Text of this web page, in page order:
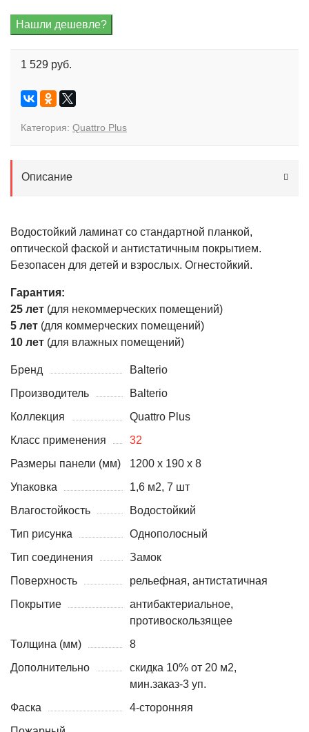
1 529 руб.
Категория: Quattro Plus
Описание
Водостойкий ламинат со стандартной планкой,
оптической фаской и антистатичным покрытием.
Безопасен для детей и взрослых. Огнестойкий.
Гарантия:
25 лет (для некоммерческих помещений)
5 лет (для коммерческих помещений)
10 лет (для влажных помещений)
Бренд
Balterio
Производитель
Balterio
Коллекция
Quattro Plus
Класс применения
32
Размеры панели (мм)
1200 x 190 x 8
Упаковка
1,6 м2, 7 шт
Влагостойкость
Водостойкий
Тип рисунка
Однополосный
Тип соединения
Замок
Поверхность
рельефная, антистатичная
Покрытие
антибактериальное,
противоскользящее
Толщина (мм)
8
Дополнительно
скидка 10% от 20 м2,
мин.заказ-3 уп.
Фаска
4-сторонняя